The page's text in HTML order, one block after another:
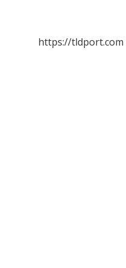
https://tldport.com